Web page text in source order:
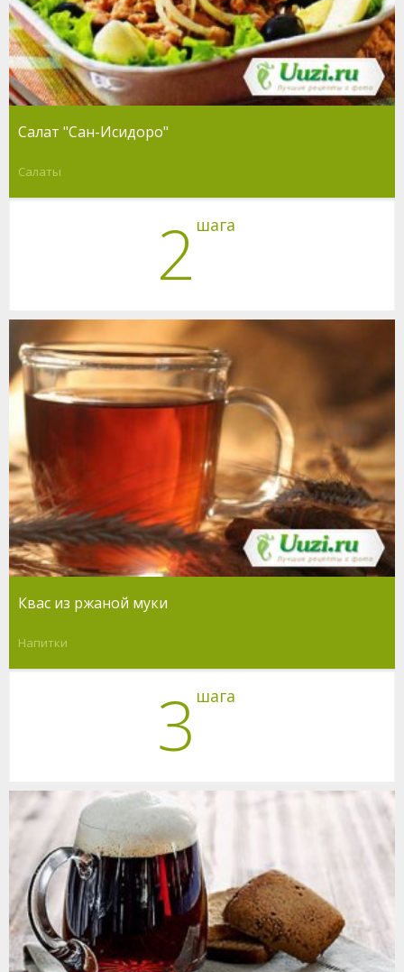
Салат "Сан-Исидоро"
Салаты
2 шага
Квас из ржаной муки
Напитки
3 шага